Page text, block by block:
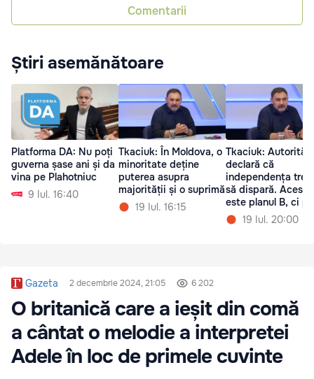
Comentarii
Știri asemănătoare
Platforma DA: Nu poți
guverna șase ani și da
vina pe Plahotniuc
9 Iul. 16:40
Tkaciuk: În Moldova, o
minoritate deține
puterea asupra
majorității și o suprimă
19 Iul. 16:15
Tkaciuk:
declară că
independența
să dispară.
este planul B, ci
A
19 Iul. 20:00
Gazeta 2 decembrie 2024, 21:05 6 202
O britanică care a ieșit din comă
a cântat o melodie a interpretei
Adele în loc de primele cuvinte